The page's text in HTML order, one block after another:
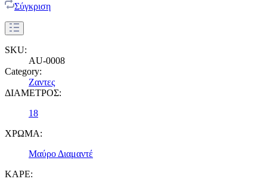
Σύγκριση
SKU:
AU-0008
Category:
Ζαντες
ΔΙΑΜΕΤΡΟΣ:
18
ΧΡΩΜΑ:
Μαύρο Διαμαντέ
ΚΑΡΕ: